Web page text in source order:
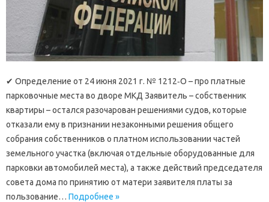
✔ Определение от 24 июня 2021 г. № 1212‑О – про платные
парковочные места во дворе МКД Заявитель – собственник
квартиры – остался разочарован решениями судов, которые
отказали ему в признании незаконными решения общего
собрания собственников о платном использовании частей
земельного участка (включая отдельные оборудованные для
парковки автомобилей места), а также действий председателя
совета дома по принятию от матери заявителя платы за
пользование… Подробнее »